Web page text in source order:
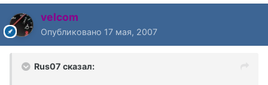
velcom
Опубликовано 17 мая, 2007
Rus07 сказал: